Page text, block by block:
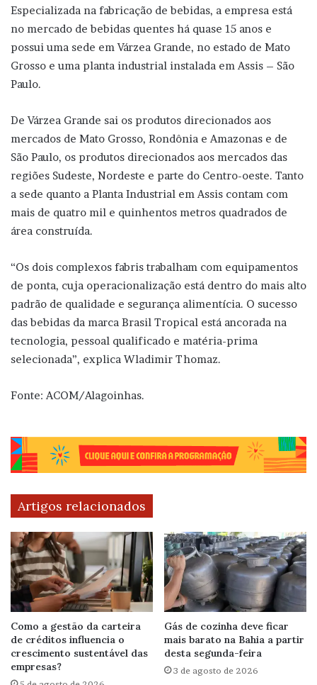
Especializada na fabricação de bebidas, a empresa está
no mercado de bebidas quentes há quase 15 anos e
possui uma sede em Várzea Grande, no estado de Mato
Grosso e uma planta industrial instalada em Assis – São
Paulo.
De Várzea Grande sai os produtos direcionados aos
mercados de Mato Grosso, Rondônia e Amazonas e de
São Paulo, os produtos direcionados aos mercados das
regiões Sudeste, Nordeste e parte do Centro-oeste. Tanto
a sede quanto a Planta Industrial em Assis contam com
mais de quatro mil e quinhentos metros quadrados de
área construída.
“Os dois complexos fabris trabalham com equipamentos
de ponta, cuja operacionalização está dentro do mais alto
padrão de qualidade e segurança alimentícia. O sucesso
das bebidas da marca Brasil Tropical está ancorada na
tecnologia, pessoal qualificado e matéria-prima
selecionada”, explica Wladimir Thomaz.
Fonte: ACOM/Alagoinhas.
Artigos relacionados
Como a gestão da carteira
de créditos influencia o
crescimento sustentável das
empresas?
Gás de cozinha deve ficar
mais barato na Bahia a partir
desta segunda-feira
3 de agosto de 2026